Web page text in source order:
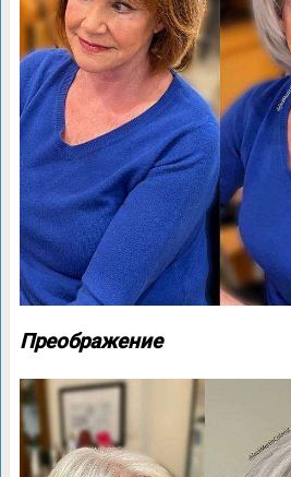
Преображение